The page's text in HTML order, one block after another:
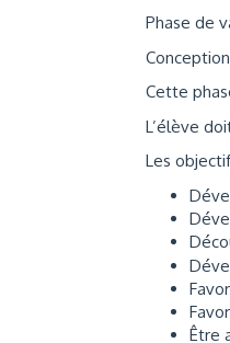
Phase de
Cette
L’élève
Les
Être